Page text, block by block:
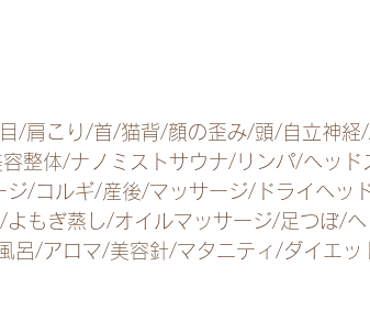
/肩こり/首/猫背/顔の歪み/頭/自立神経
整体/ナノミストサウナ/リンパ/ヘッド
/コルギ/産後/マッサージ/ドライヘッ
もぎ蒸し/オイルマッサージ/足つぼ/
呂/アロマ/美容針/マタニティ/ダイエッ